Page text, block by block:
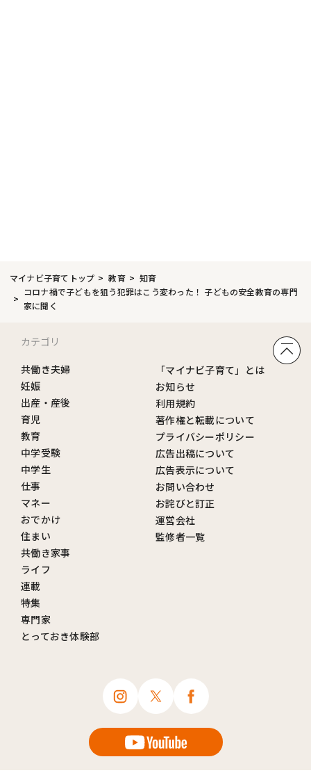
マイナビ子育てトップ 教育
知育
コロナ禍で子どもを狙う犯罪はこう変わった！ 子どもの安全教育の専門
家に聞く
カテゴリ
共働き夫婦
妊娠
出産・産後
育児
教育
中学受験
中学生
仕事
マネー
おでかけ
住まい
共働き家事
ライフ
連載
特集
専門家
とっておき体験部
「マイナビ子育て」とは
お知らせ
利用規約
著作権と転載について
プライバシーポリシー
広告出稿について
広告表示について
お問い合わせ
お詫びと訂正
運営会社
監修者一覧